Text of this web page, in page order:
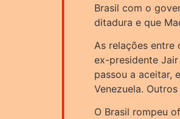
Brasil com o
ditadura e que
As relações entre
ex-presidente Jair
passou a aceitar,
Venezuela.
O Brasil rompeu